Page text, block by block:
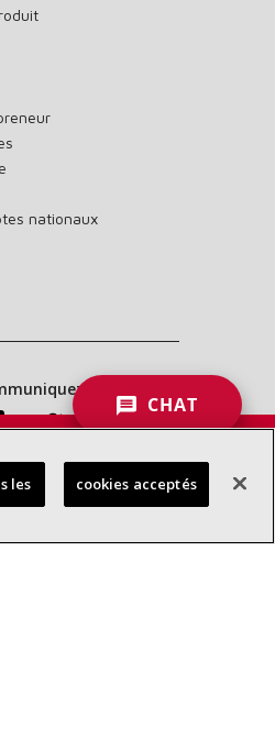
nationaux
avec nous :
CHAT
les cookies acceptés